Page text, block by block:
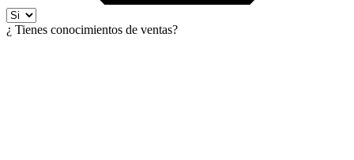
¿ Tienes conocimientos de ventas?